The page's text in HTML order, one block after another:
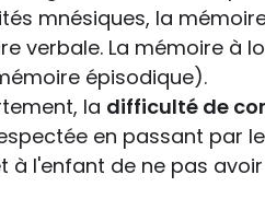
mnésiques, la
verbale. La mémoire à
épisodique).
la difficulté de
en passant par
à l'enfant de ne pas